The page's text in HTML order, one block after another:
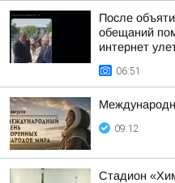
После
обещаний
интернет
06:51
09:12
Стадион